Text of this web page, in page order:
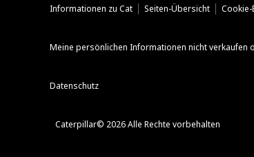
Informationen zu Cat Seiten-Übersicht
Meine persönlichen Informationen nicht verkaufen
Datenschutz
Caterpillar© 2026 Alle Rechte vorbehalten